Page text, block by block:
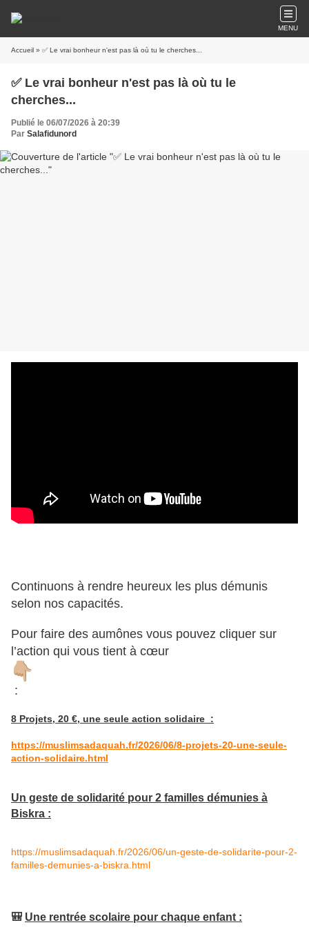
MENU
Accueil » ✅ Le vrai bonheur n'est pas là où tu le cherches...
✅ Le vrai bonheur n'est pas là où tu le
cherches...
Publié le 06/07/2026 à 20:39
Par Salafidunord
Continuons à rendre heureux les plus démunis
selon nos capacités.
Pour faire des aumônes vous pouvez cliquer sur
l’action qui vous tient à cœur
:
8 Projets, 20 €, une seule action solidaire :
https://muslimsadaquah.fr/2026/06/8-projets-20-une-seule-
action-solidaire.html
Un geste de solidarité pour 2 familles démunies à
Biskra :
https://muslimsadaquah.fr/2026/06/un-geste-de-solidarite-pour-2-
familles-demunies-a-biskra.html
🎒 Une rentrée scolaire pour chaque enfant :